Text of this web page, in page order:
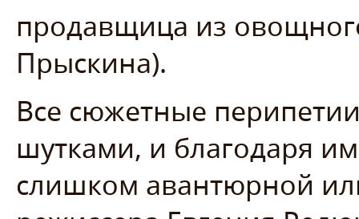
продавщица из
Прыскина).
Все сюжетные
шутками, и благодаря
слишком авантюрной